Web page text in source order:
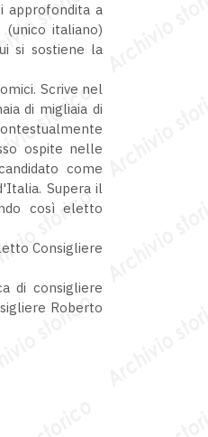
approfondita a
italiano)
si sostiene la
Scrive nel
di migliaia di
ospite nelle
come
Supera il
così eletto
Consigliere
di consigliere
Roberto